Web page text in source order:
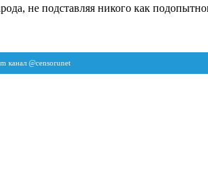
не подставляя никого как